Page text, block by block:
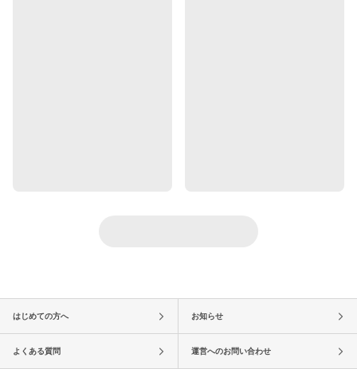
はじめての方へ お知らせ
よくある質問 運営へのお問い合わせ